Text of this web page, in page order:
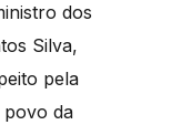
dos
Silva,
pela
da